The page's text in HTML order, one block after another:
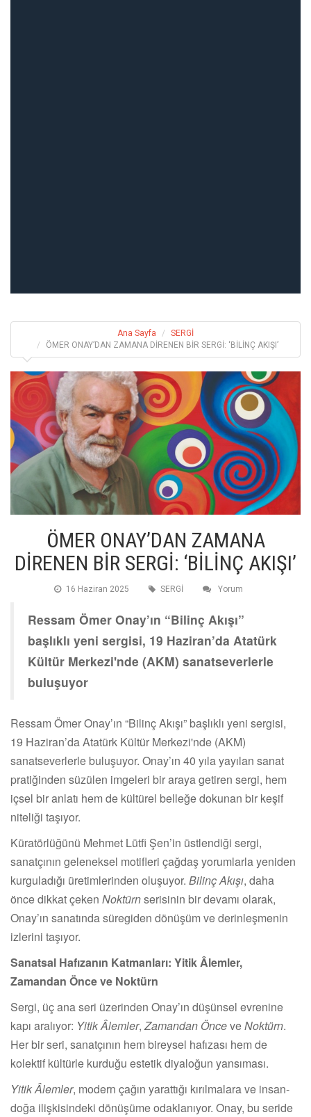
Ana Sayfa
SERGİ
ÖMER ONAY’DAN ZAMANA DİRENEN BİR SERGİ: ‘BİLİNÇ AKIŞI’
ÖMER ONAY’DAN ZAMANA
DİRENEN BİR SERGİ: ‘BİLİNÇ AKIŞI’
16 Haziran 2025 SERGİ Yorum
Ressam Ömer Onay’ın “Bilinç Akışı”
başlıklı yeni sergisi, 19 Haziran’da Atatürk
Kültür Merkezi'nde (AKM) sanatseverlerle
buluşuyor
Ressam Ömer Onay’ın “Bilinç Akışı” başlıklı yeni sergisi,
19 Haziran’da Atatürk Kültür Merkezi'nde (AKM)
sanatseverlerle buluşuyor. Onay’ın 40 yıla yayılan sanat
pratiğinden süzülen imgeleri bir araya getiren sergi, hem
içsel bir anlatı hem de kültürel belleğe dokunan bir keşif
niteliği taşıyor.
Küratörlüğünü Mehmet Lütfi Şen’in üstlendiği sergi,
sanatçının geleneksel motifleri çağdaş yorumlarla yeniden
kurguladığı üretimlerinden oluşuyor. Bilinç Akışı, daha
önce dikkat çeken Noktürnserisinin bir devamı olarak,
Onay’ın sanatında süregiden dönüşüm ve derinleşmenin
izlerini taşıyor.
Sanatsal Hafızanın Katmanları: Yitik Âlemler,
Zamandan Önce ve Noktürn
Sergi, üç ana seri üzerinden Onay’ın düşünsel evrenine
kapı aralıyor: Yitik Âlemler,Zamandan ÖnceveNoktürn.
Her bir seri, sanatçının hem bireysel hafızası hem de
kolektif kültürle kurduğu estetik diyaloğun yansıması.
Yitik Âlemler, modern çağın yarattığı kırılmalara ve insan-
doğa ilişkisindeki dönüşüme odaklanıyor. Onay, bu seride